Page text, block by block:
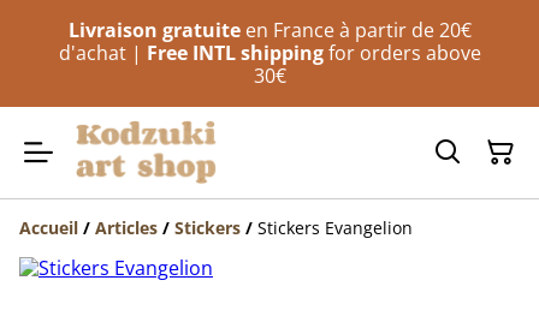
Livraison gratuiteen France à partir de 20€
d'achat | Free INTL shippingfor orders above
30€
Accueil / Articles / Stickers / Stickers Evangelion